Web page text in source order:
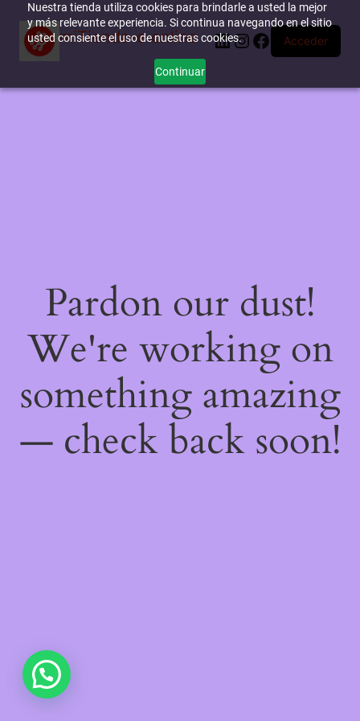
Nuestra tienda utiliza cookies para brindarle a usted la mejor
y más relevante experiencia. Si continua navegando en el sitio
usted consiente el uso de nuestras cookies.
Continuar
miTienda-e.online LinkedIn
Instagram
Facebook
Acceder
Pardon our dust!
We're working on
something amazing
— check back soon!